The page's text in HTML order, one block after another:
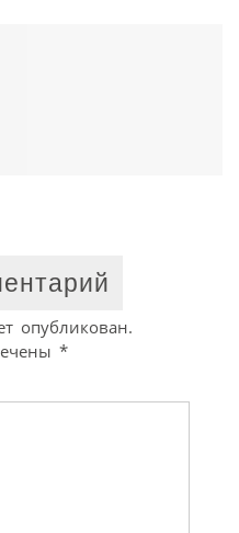
опубликован.
*